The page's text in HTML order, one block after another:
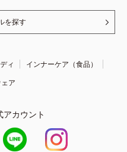
を探す
ィ
インナーケア（食品）
ア
アカウント